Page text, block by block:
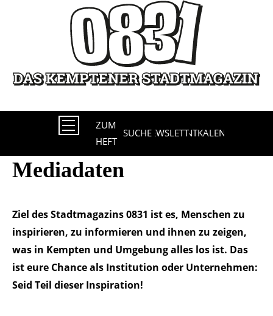
ZUM
HEFT
SUCHENEWSLETTEREVENTKALENDER
Mediadaten
Ziel des Stadtmagazins 0831 ist es, Menschen zu
inspirieren, zu informieren und ihnen zu zeigen,
was in Kempten und Umgebung alles los ist. Das
ist eure Chance als Institution oder Unternehmen:
Seid Teil dieser Inspiration!